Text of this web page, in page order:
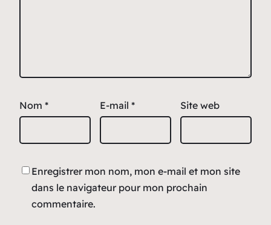
Nom * E-mail * Site web
Enregistrer mon nom, mon e-mail et mon site
dans le navigateur pour mon prochain
commentaire.